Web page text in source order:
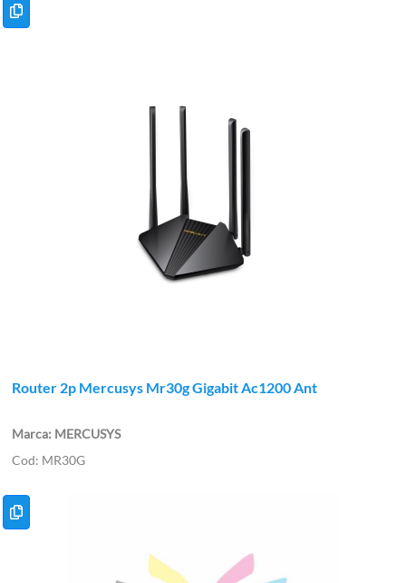
Router 2p Mercusys Mr30g Gigabit Ac1200 Ant
MERCUSYS
MR30G